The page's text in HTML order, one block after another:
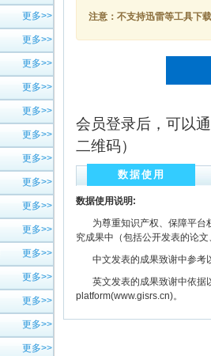
更多>>
更多>>
更多>>
更多>>
更多>>
更多>>
更多>>
更多>>
更多>>
更多>>
更多>>
更多>>
更多>>
更多>>
更多>>
注意：不支持迅雷等工具下
会员登录后，可以
二维码）
数据使用
数据使用说明:
为尊重知识产权、保障平台
究成果中（包括公开发表的论
中文发表的成果致谢中参考
英文发表的成果致谢中依据
platform(www.gisrs.cn)。